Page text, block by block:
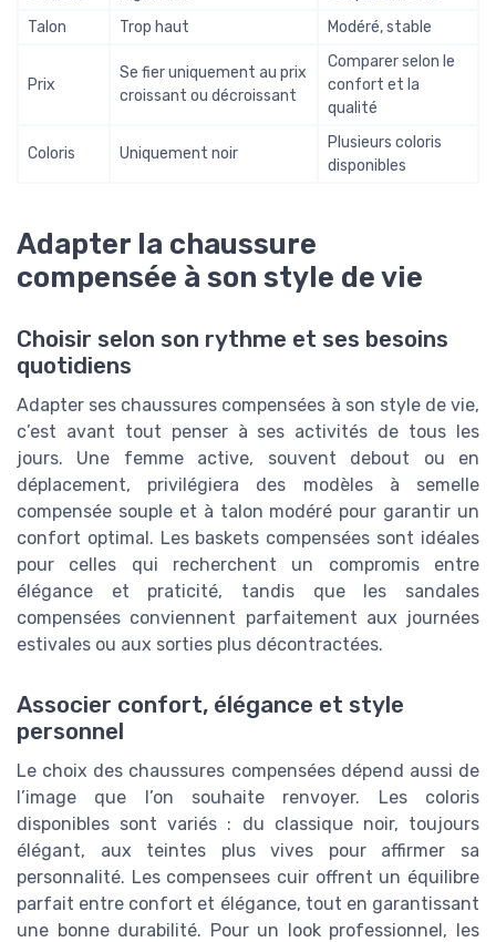
Talon
Trop haut Modéré, stable
Prix
Se fier uniquement au prix
croissant ou décroissant
Comparer selon le
confort et la
qualité
Coloris Uniquement noir
Plusieurs coloris
disponibles
Adapter la chaussure
compensée à son style de vie
Choisir selon son rythme et ses besoins
quotidiens
Adapter ses chaussures compensées à son style de vie,
c’est avant tout penser à ses activités de tous les
jours. Une femme active, souvent debout ou en
déplacement, privilégiera des modèles à semelle
compensée souple et à talon modéré pour garantir un
confort optimal. Les baskets compensées sont idéales
pour celles qui recherchent un compromis entre
élégance et praticité, tandis que les sandales
compensées conviennent parfaitement aux journées
estivales ou aux sorties plus décontractées.
Associer confort, élégance et style
personnel
Le choix des chaussures compensées dépend aussi de
l’image que l’on souhaite renvoyer. Les coloris
disponibles sont variés : du classique noir, toujours
élégant, aux teintes plus vives pour affirmer sa
personnalité. Les compensees cuir offrent un équilibre
parfait entre confort et élégance, tout en garantissant
une bonne durabilité. Pour un look professionnel, les